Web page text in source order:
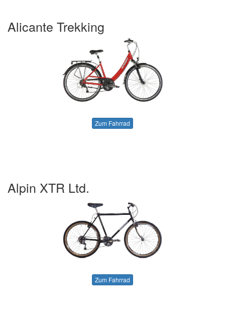
Alicante Trekking
Zum Fahrrad
Alpin XTR Ltd.
Zum Fahrrad